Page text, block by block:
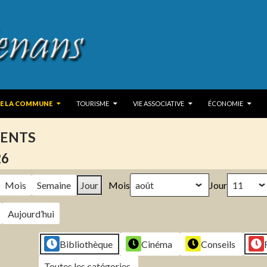
LA COMMUNE
TOURISME VIE ASSOCIATIVE ÉCONOMIE
Mois Semaine Jour Mois Jour
Aujourd’hui
Bibliothèque Cinéma Conseils